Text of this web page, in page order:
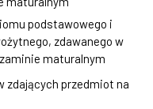
podstawowego i
zdawanego w
maturalnym
zdających przedmiot na